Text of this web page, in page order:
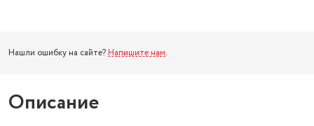
Нашли ошибку на сайте? Напишите нам.
Описание